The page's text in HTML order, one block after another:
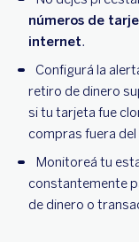
números de
internet.
Configurá la
retiro de dinero
si tu tarjeta fue
compras fuera
Monitoreá tu
constantemente
de dinero o